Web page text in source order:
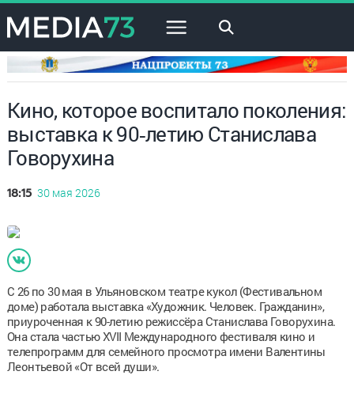
×
Кино, которое воспитало поколения:
выставка к 90‑летию Станислава
Говорухина
18:15 30 мая 2026
С 26 по 30 мая в Ульяновском театре кукол (Фестивальном
доме) работала выставка «Художник. Человек. Гражданин»,
приуроченная к 90-летию режиссёра Станислава Говорухина.
Она стала частью XVII Международного фестиваля кино и
телепрограмм для семейного просмотра имени Валентины
Леонтьевой «От всей души».